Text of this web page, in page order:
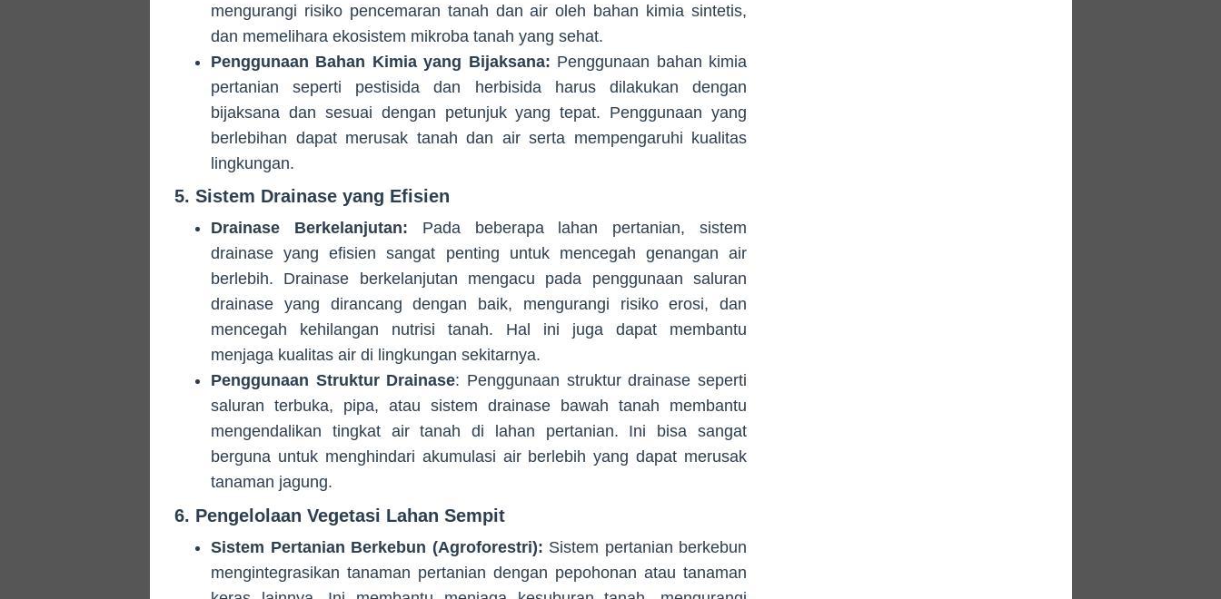
mengurangi risiko pencemaran tanah dan air oleh bahan kimia sintetis,
dan memelihara ekosistem mikroba tanah yang sehat.
Penggunaan Bahan Kimia yang Bijaksana: Penggunaan bahan kimia
pertanian seperti pestisida dan herbisida harus dilakukan dengan
bijaksana dan sesuai dengan petunjuk yang tepat. Penggunaan yang
berlebihan dapat merusak tanah dan air serta mempengaruhi kualitas
lingkungan.
5. Sistem Drainase yang Efisien
Drainase Berkelanjutan: Pada beberapa lahan pertanian, sistem
drainase yang efisien sangat penting untuk mencegah genangan air
berlebih. Drainase berkelanjutan mengacu pada penggunaan saluran
drainase yang dirancang dengan baik, mengurangi risiko erosi, dan
mencegah kehilangan nutrisi tanah. Hal ini juga dapat membantu
menjaga kualitas air di lingkungan sekitarnya.
Penggunaan Struktur Drainase: Penggunaan struktur drainase seperti
saluran terbuka, pipa, atau sistem drainase bawah tanah membantu
mengendalikan tingkat air tanah di lahan pertanian. Ini bisa sangat
berguna untuk menghindari akumulasi air berlebih yang dapat merusak
tanaman jagung.
6. Pengelolaan Vegetasi Lahan Sempit
Sistem Pertanian Berkebun (Agroforestri): Sistem pertanian berkebun
mengintegrasikan tanaman pertanian dengan pepohonan atau tanaman